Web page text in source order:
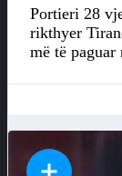
Portieri 28
rikthyer
më të